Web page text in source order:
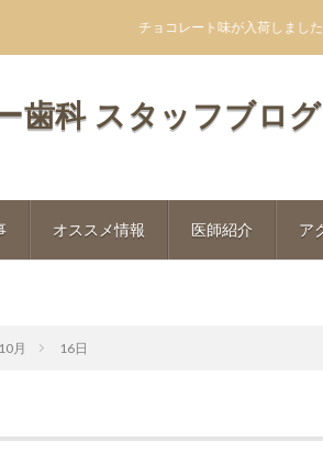
歯科 スタッフブログ
オススメ情報 医師紹介 ア
チョコレート味が入荷しました！
10月 16日